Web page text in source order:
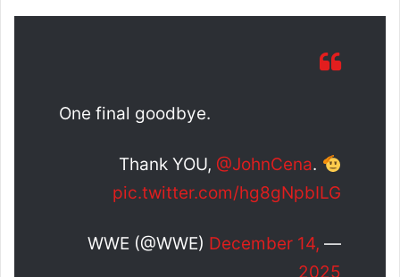
One final goodbye.
Thank YOU, @JohnCena.
pic.twitter.com/hg8gNpbILG
— WWE (@WWE)
December 14,
2025